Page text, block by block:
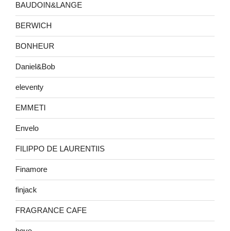
BAUDOIN&LANGE
BERWICH
BONHEUR
Daniel&Bob
eleventy
EMMETI
Envelo
FILIPPO DE LAURENTIIS
Finamore
finjack
FRAGRANCE CAFE